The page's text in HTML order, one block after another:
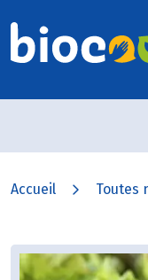
Accueil Toutes